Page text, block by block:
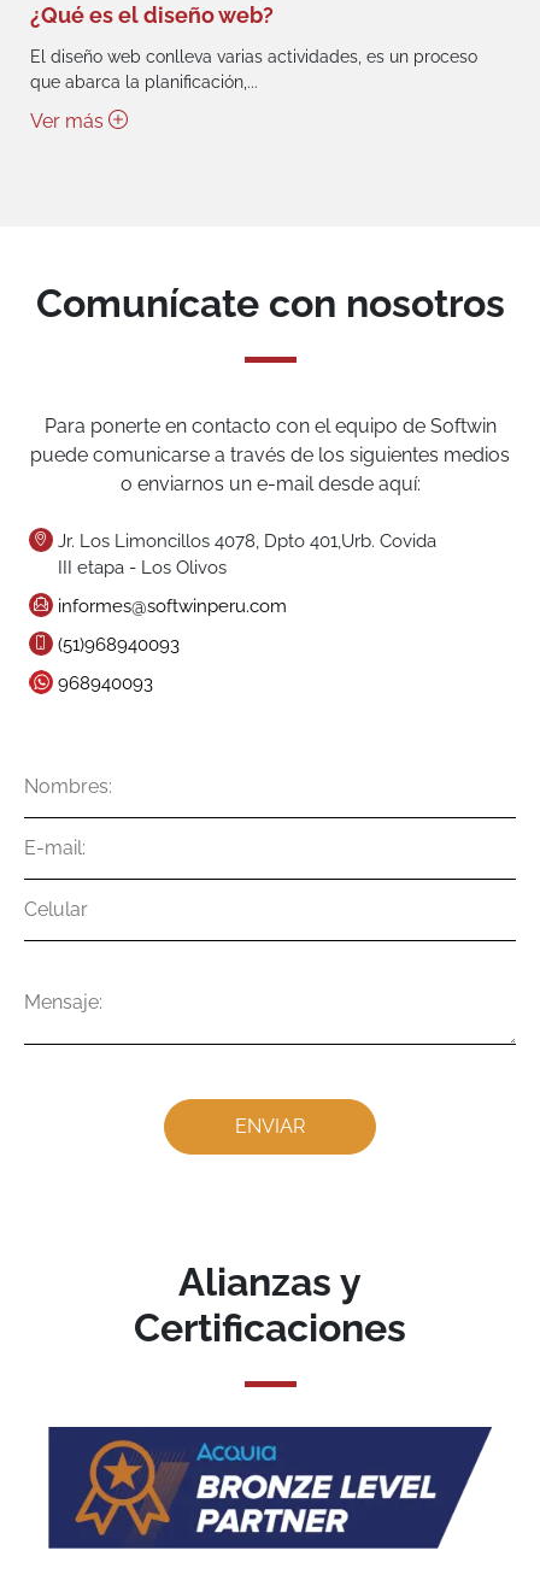
¿Qué es el diseño web?
El diseño web conlleva varias actividades, es un proceso
que abarca la planificación,...
Ver más
Comunícate con nosotros
Para ponerte en contacto con el equipo de Softwin
puede comunicarse a través de los siguientes medios
o enviarnos un e-mail desde aquí:
Jr. Los Limoncillos 4078, Dpto 401,Urb. Covida
III etapa - Los Olivos
informes@softwinperu.com
(51)968940093
968940093
mail
Alianzas y
Certificaciones